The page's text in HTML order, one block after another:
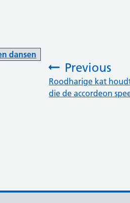
dansen
Previous
:Roodharige kat
die de accordeon